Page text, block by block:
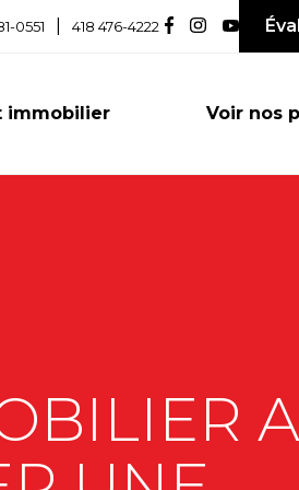
0551 418 476-4222
immobilier Voir nos